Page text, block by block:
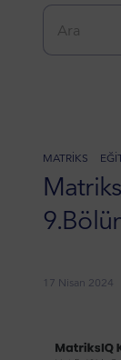
MATRIKS
17 Nisan 2024